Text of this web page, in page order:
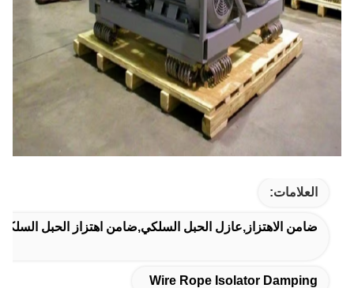
العلامات:
ضامن الاهتزاز,عازل الحبل السلكي,ضامن اهتزاز الحبل السلكي
Wire Rope Isolator Damping